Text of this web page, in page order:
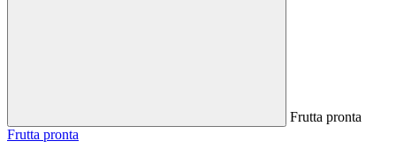
Frutta pronta
Frutta pronta